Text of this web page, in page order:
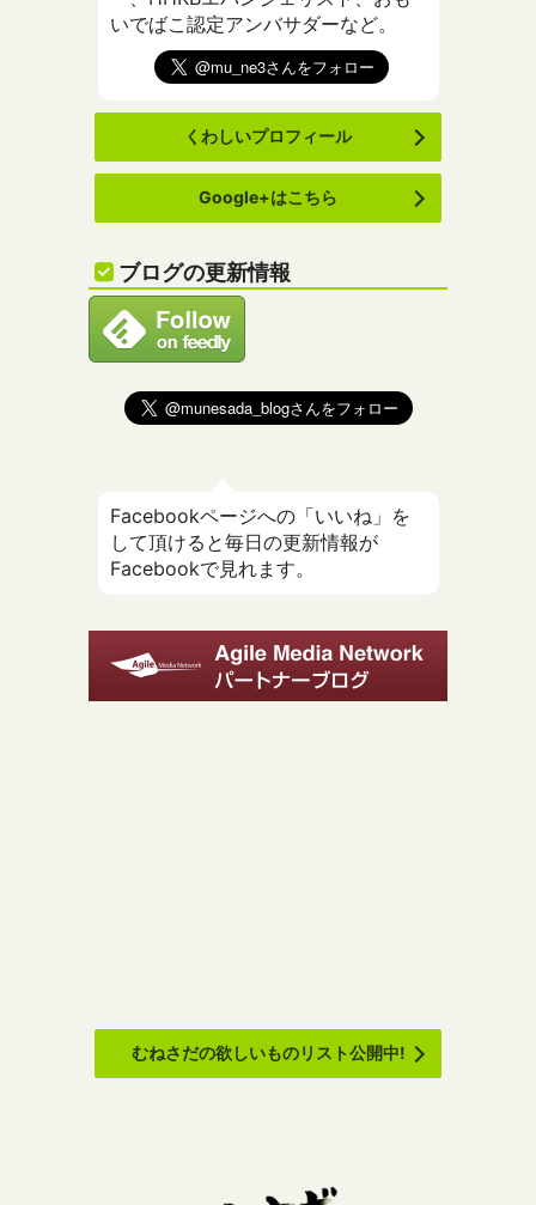
いでばこ認定アンバサダーなど。
くわしいプロフィール
Google+はこちら
ブログの更新情報
Facebookページへの「いいね」を
して頂けると毎日の更新情報が
Facebookで見れます。
むねさだの欲しいものリスト公開中!